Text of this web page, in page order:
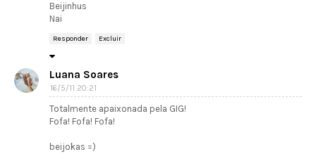
Beijinhus
Nai
Responder Excluir
Luana Soares
16/5/11 20:21
Totalmente apaixonada pela GIG!
Fofa! Fofa! Fofa!
beijokas =)